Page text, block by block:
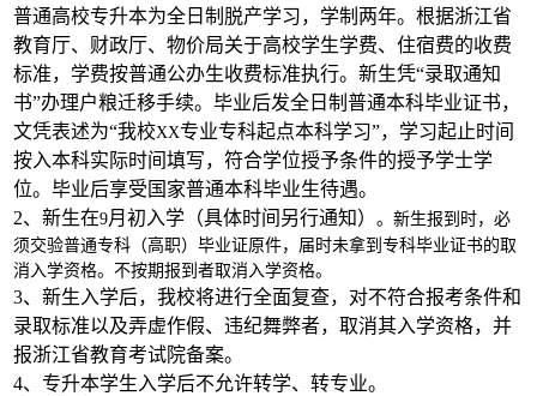
普通高校专升本为全日制脱产学习，学制两年。根据浙江省
教育厅、财政厅、物价局关于高校学生学费、住宿费的收费
标准，学费按普通公办生收费标准执行。新生凭“录取通知
书”办理户粮迁移手续。毕业后发全日制普通本科毕业证书，
文凭表述为“我校XX专业专科起点本科学习”，学习起止时间
按入本科实际时间填写，符合学位授予条件的授予学士学
位。毕业后享受国家普通本科毕业生待遇。
2、新生在9月初入学 （具体时间另行通知）。新生报到时，必
须交验普通专科（高职）毕业证原件，届时未拿到专科毕业证书的取
消入学资格。不按期报到者取消入学资格。
3、新生入学后，我校将进行全面复查，对不符合报考条件和
录取标准以及弄虚作假、违纪舞弊者，取消其入学资格，并
报浙江省教育考试院备案。
4、专升本学生入学后不允许转学、转专业。